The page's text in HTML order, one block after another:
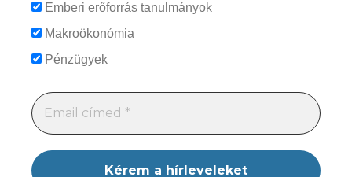
Emberi erőforrás tanulmányok
Makroökonómia
Pénzügyek